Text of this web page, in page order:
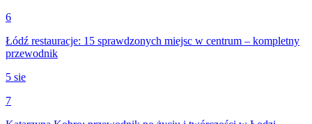
6
Łódź restauracje: 15 sprawdzonych miejsc w centrum – kompletny
przewodnik
5 sie
7